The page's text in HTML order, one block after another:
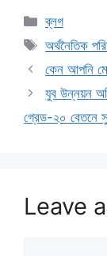
Categories
ব্লগ
Tags
অর্থনৈতিক
কেন আপনি
যুব উন্নয়ন
গ্রেড-২০ বেতনে
Leave